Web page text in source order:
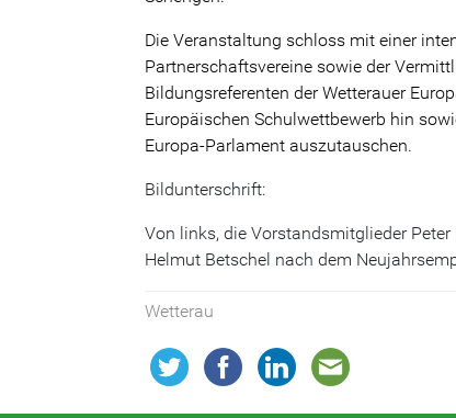
Die Veranstaltung schloss mit einer
Partnerschaftsvereine sowie der
Bildungsreferenten der Wetterauer
Europäischen Schulwettbewerb hin
Europa-Parlament auszutauschen.
Bildunterschrift:
Von links, die Vorstandsmitglieder
Helmut Betschel nach dem
Wetterau